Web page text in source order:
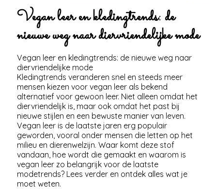
Vegan leer en kledingtrends: de
nieuwe weg naar diervriendelijke mode
Vegan leer en kledingtrends: de nieuwe weg naar
diervriendelijke mode
Kledingtrends veranderen snel en steeds meer
mensen kiezen voor vegan leer als bekend
alternatief voor gewoon leer. Niet alleen omdat het
diervriendelijk is, maar ook omdat het past bij
nieuwe stijlen en een bewuste manier van leven.
Vegan leer is de laatste jaren erg populair
geworden, vooral onder mensen die letten op het
milieu en dierenwelzijn. Waar komt deze stof
vandaan, hoe wordt die gemaakt en waarom is
vegan leer zo belangrijk voor de laatste
modetrends? Lees verder en ontdek alles wat je
moet weten.